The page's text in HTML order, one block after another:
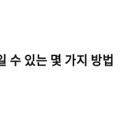
수 있는 몇 가지 방법